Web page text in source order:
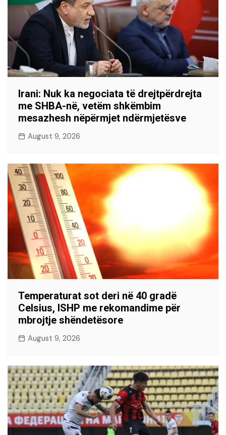
Irani: Nuk ka negociata të drejtpërdrejta
me SHBA-në, vetëm shkëmbim
mesazhesh nëpërmjet ndërmjetësve
August 9, 2026
Temperaturat sot deri në 40 gradë
Celsius, ISHP me rekomandime për
mbrojtje shëndetësore
August 9, 2026